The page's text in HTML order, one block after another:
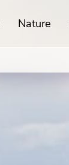
Nature